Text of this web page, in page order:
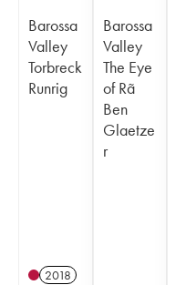
Barossa
Valley
Torbreck
Runrig
2018
Barossa
Valley
The Eye
of Rã
Ben
Glaetze
r